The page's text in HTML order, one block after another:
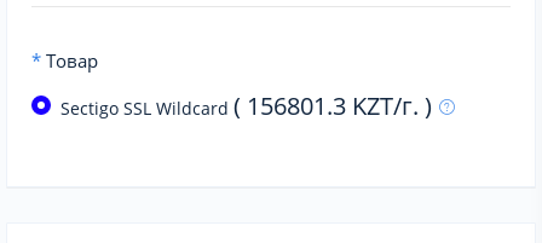
* Товар
Sectigo SSL Wildcard ( 156801.3 KZT/г. )